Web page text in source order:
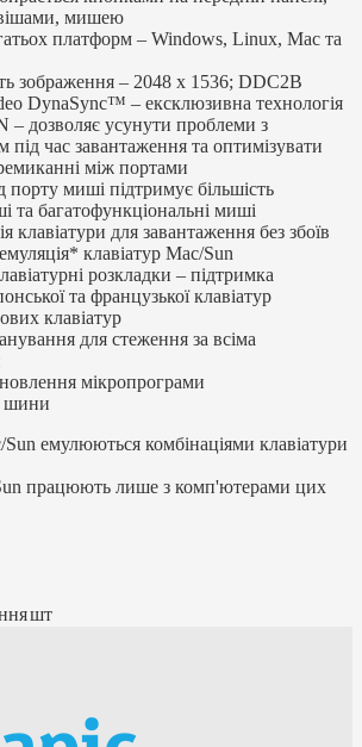
мишею
платформ – Windows, Linux, Mac та
зображення – 2048 x 1536; DDC2B
DynaSync™ – ексклюзивна технологія
– дозволяє усунути проблеми з
під час завантаження та оптимізувати
між портами
порту миші підтримує більшість
та багатофункціональні миші
клавіатури для завантаження без збоїв
клавіатур Mac/Sun
розкладки – підтримка
та французької клавіатур
клавіатур
для стеження за всіма
мікропрограми
шини
емулюються комбінаціями клавіатури
працюють лише з комп'ютерами цих
шт